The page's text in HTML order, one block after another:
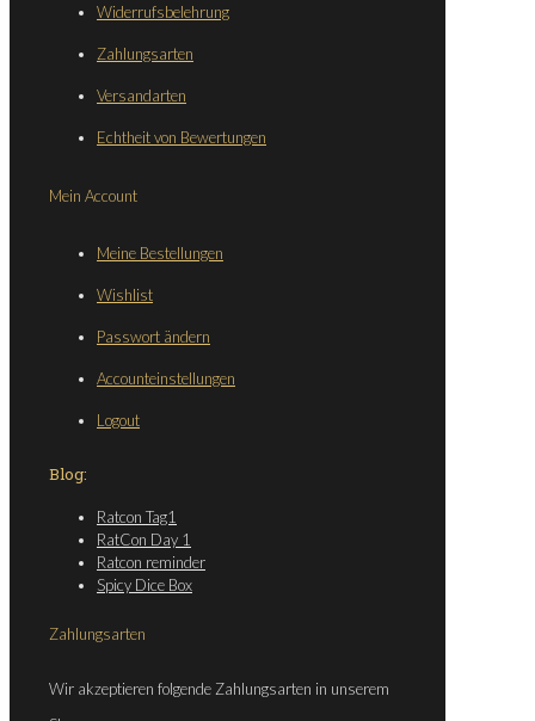
Widerrufsbelehrung
Zahlungsarten
Versandarten
Echtheit von Bewertungen
Mein Account
Meine Bestellungen
Wishlist
Passwort ändern
Accounteinstellungen
Logout
Blog:
Ratcon Tag1
RatCon Day 1
Ratcon reminder
Spicy Dice Box
Zahlungsarten
Wir akzeptieren folgende Zahlungsarten in unserem